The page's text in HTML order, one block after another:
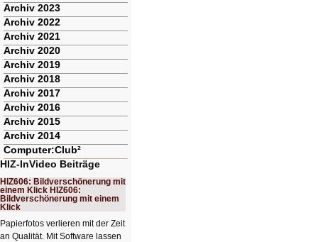
Archiv 2023
Archiv 2022
Archiv 2021
Archiv 2020
Archiv 2019
Archiv 2018
Archiv 2017
Archiv 2016
Archiv 2015
Archiv 2014
Computer:Club²
HIZ-InVideo Beiträge
HIZ606: Bildverschönerung mit
einem Klick HIZ606:
Bildverschönerung mit einem
Klick
Papierfotos verlieren mit der Zeit
an Qualität. Mit Software lassen